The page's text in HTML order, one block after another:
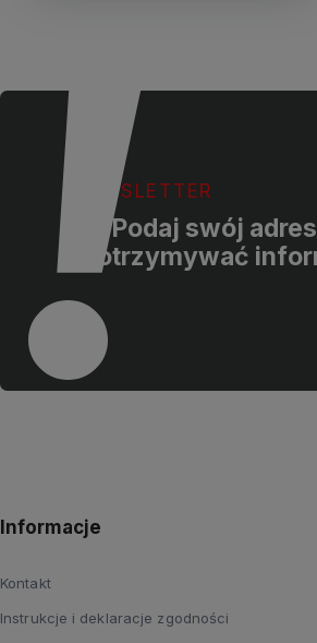
NEWSLETTER
Podaj swój
otrzymywać
Informacje
Kontakt
Instrukcje i deklaracje zgodności